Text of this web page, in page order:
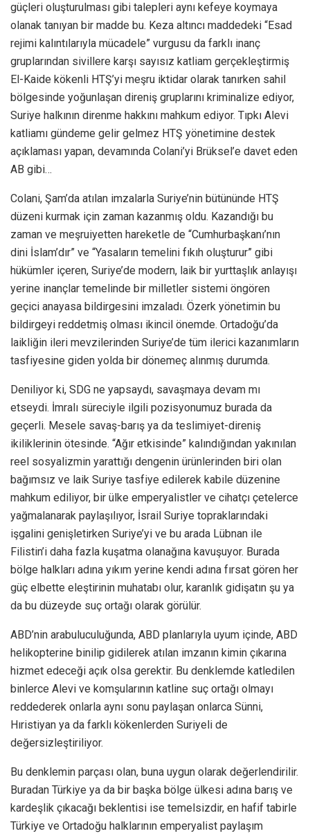
güçleri oluşturulması gibi talepleri aynı kefeye koymaya
olanak tanıyan bir madde bu. Keza altıncı maddedeki “Esad
rejimi kalıntılarıyla mücadele” vurgusu da farklı inanç
gruplarından sivillere karşı sayısız katliam gerçekleştirmiş
El-Kaide kökenli HTŞ’yi meşru iktidar olarak tanırken sahil
bölgesinde yoğunlaşan direniş gruplarını kriminalize ediyor,
Suriye halkının direnme hakkını mahkum ediyor. Tıpkı Alevi
katliamı gündeme gelir gelmez HTŞ yönetimine destek
açıklaması yapan, devamında Colani’yi Brüksel’e davet eden
AB gibi…
Colani, Şam’da atılan imzalarla Suriye’nin bütününde HTŞ
düzeni kurmak için zaman kazanmış oldu. Kazandığı bu
zaman ve meşruiyetten hareketle de “Cumhurbaşkanı’nın
dini İslam’dır” ve “Yasaların temelini fıkıh oluşturur” gibi
hükümler içeren, Suriye’de modern, laik bir yurttaşlık anlayışı
yerine inançlar temelinde bir milletler sistemi öngören
geçici anayasa bildirgesini imzaladı. Özerk yönetimin bu
bildirgeyi reddetmiş olması ikincil önemde. Ortadoğu’da
laikliğin ileri mevzilerinden Suriye’de tüm ilerici kazanımların
tasfiyesine giden yolda bir dönemeç alınmış durumda.
Deniliyor ki, SDG ne yapsaydı, savaşmaya devam mı
etseydi. İmralı süreciyle ilgili pozisyonumuz burada da
geçerli. Mesele savaş-barış ya da teslimiyet-direniş
ikiliklerinin ötesinde. “Ağır etkisinde” kalındığından yakınılan
reel sosyalizmin yarattığı dengenin ürünlerinden biri olan
bağımsız ve laik Suriye tasfiye edilerek kabile düzenine
mahkum ediliyor, bir ülke emperyalistler ve cihatçı çetelerce
yağmalanarak paylaşılıyor, İsrail Suriye topraklarındaki
işgalini genişletirken Suriye’yi ve bu arada Lübnan ile
Filistin’i daha fazla kuşatma olanağına kavuşuyor. Burada
bölge halkları adına yıkım yerine kendi adına fırsat gören her
güç elbette eleştirinin muhatabı olur, karanlık gidişatın şu ya
da bu düzeyde suç ortağı olarak görülür.
ABD’nin arabuluculuğunda, ABD planlarıyla uyum içinde, ABD
helikopterine binilip gidilerek atılan imzanın kimin çıkarına
hizmet edeceği açık olsa gerektir. Bu denklemde katledilen
binlerce Alevi ve komşularının katline suç ortağı olmayı
reddederek onlarla aynı sonu paylaşan onlarca Sünni,
Hıristiyan ya da farklı kökenlerden Suriyeli de
değersizleştiriliyor.
Bu denklemin parçası olan, buna uygun olarak değerlendirilir.
Buradan Türkiye ya da bir başka bölge ülkesi adına barış ve
kardeşlik çıkacağı beklentisi ise temelsizdir, en hafif tabirle
Türkiye ve Ortadoğu halklarının emperyalist paylaşım